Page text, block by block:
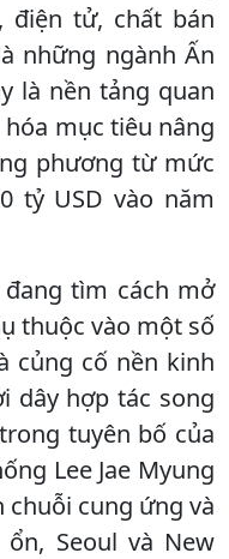
điện tử, chất bán
những ngành Ấn
là nền tảng quan
mục tiêu nâng
phương từ mức
tỷ USD vào năm
tìm cách mở
thuộc vào một số
củng cố nền kinh
dây hợp tác song
tuyên bố của
Lee Jae Myung
cung ứng và
Seoul và New